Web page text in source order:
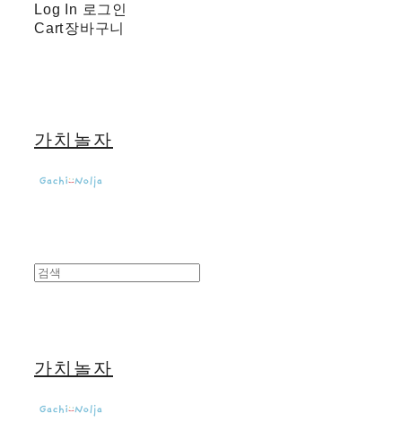
Log In 로그인
Cart장바구니
가치놀자
가치놀자